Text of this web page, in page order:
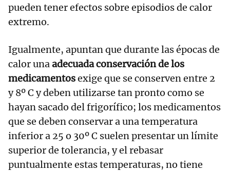
pueden tener efectos sobre episodios de calor
extremo.
Igualmente, apuntan que durante las épocas de
calor unaadecuada conservación de los
medicamentosexige que se conserven entre 2
y 8º C y deben utilizarse tan pronto como se
hayan sacado del frigorífico; los medicamentos
que se deben conservar a una temperatura
inferior a 25 o 30º C suelen presentar un límite
superior de tolerancia, y el rebasar
puntualmente estas temperaturas, no tiene